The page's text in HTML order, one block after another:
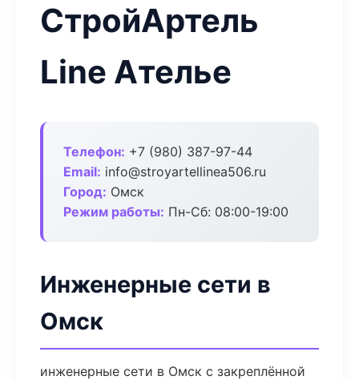
СтройАртель
Line Ателье
Телефон: +7 (980) 387-97-44
Email: info@stroyartellinea506.ru
Город: Омск
Режим работы: Пн-Сб: 08:00-19:00
Инженерные сети в
Омск
инженерные сети в Омск с закреплённой